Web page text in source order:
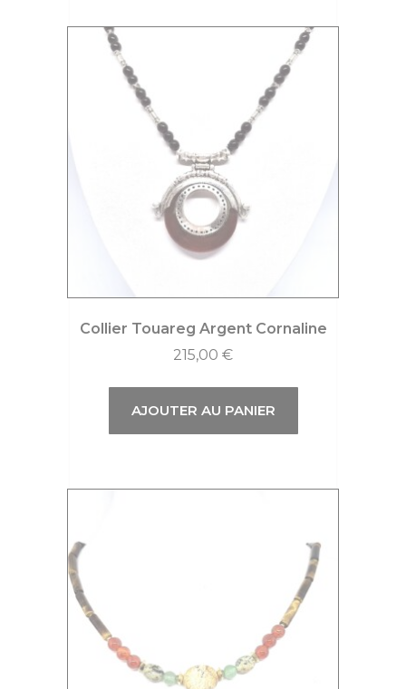
Collier Touareg Argent Cornaline
215,00 €
AJOUTER AU PANIER